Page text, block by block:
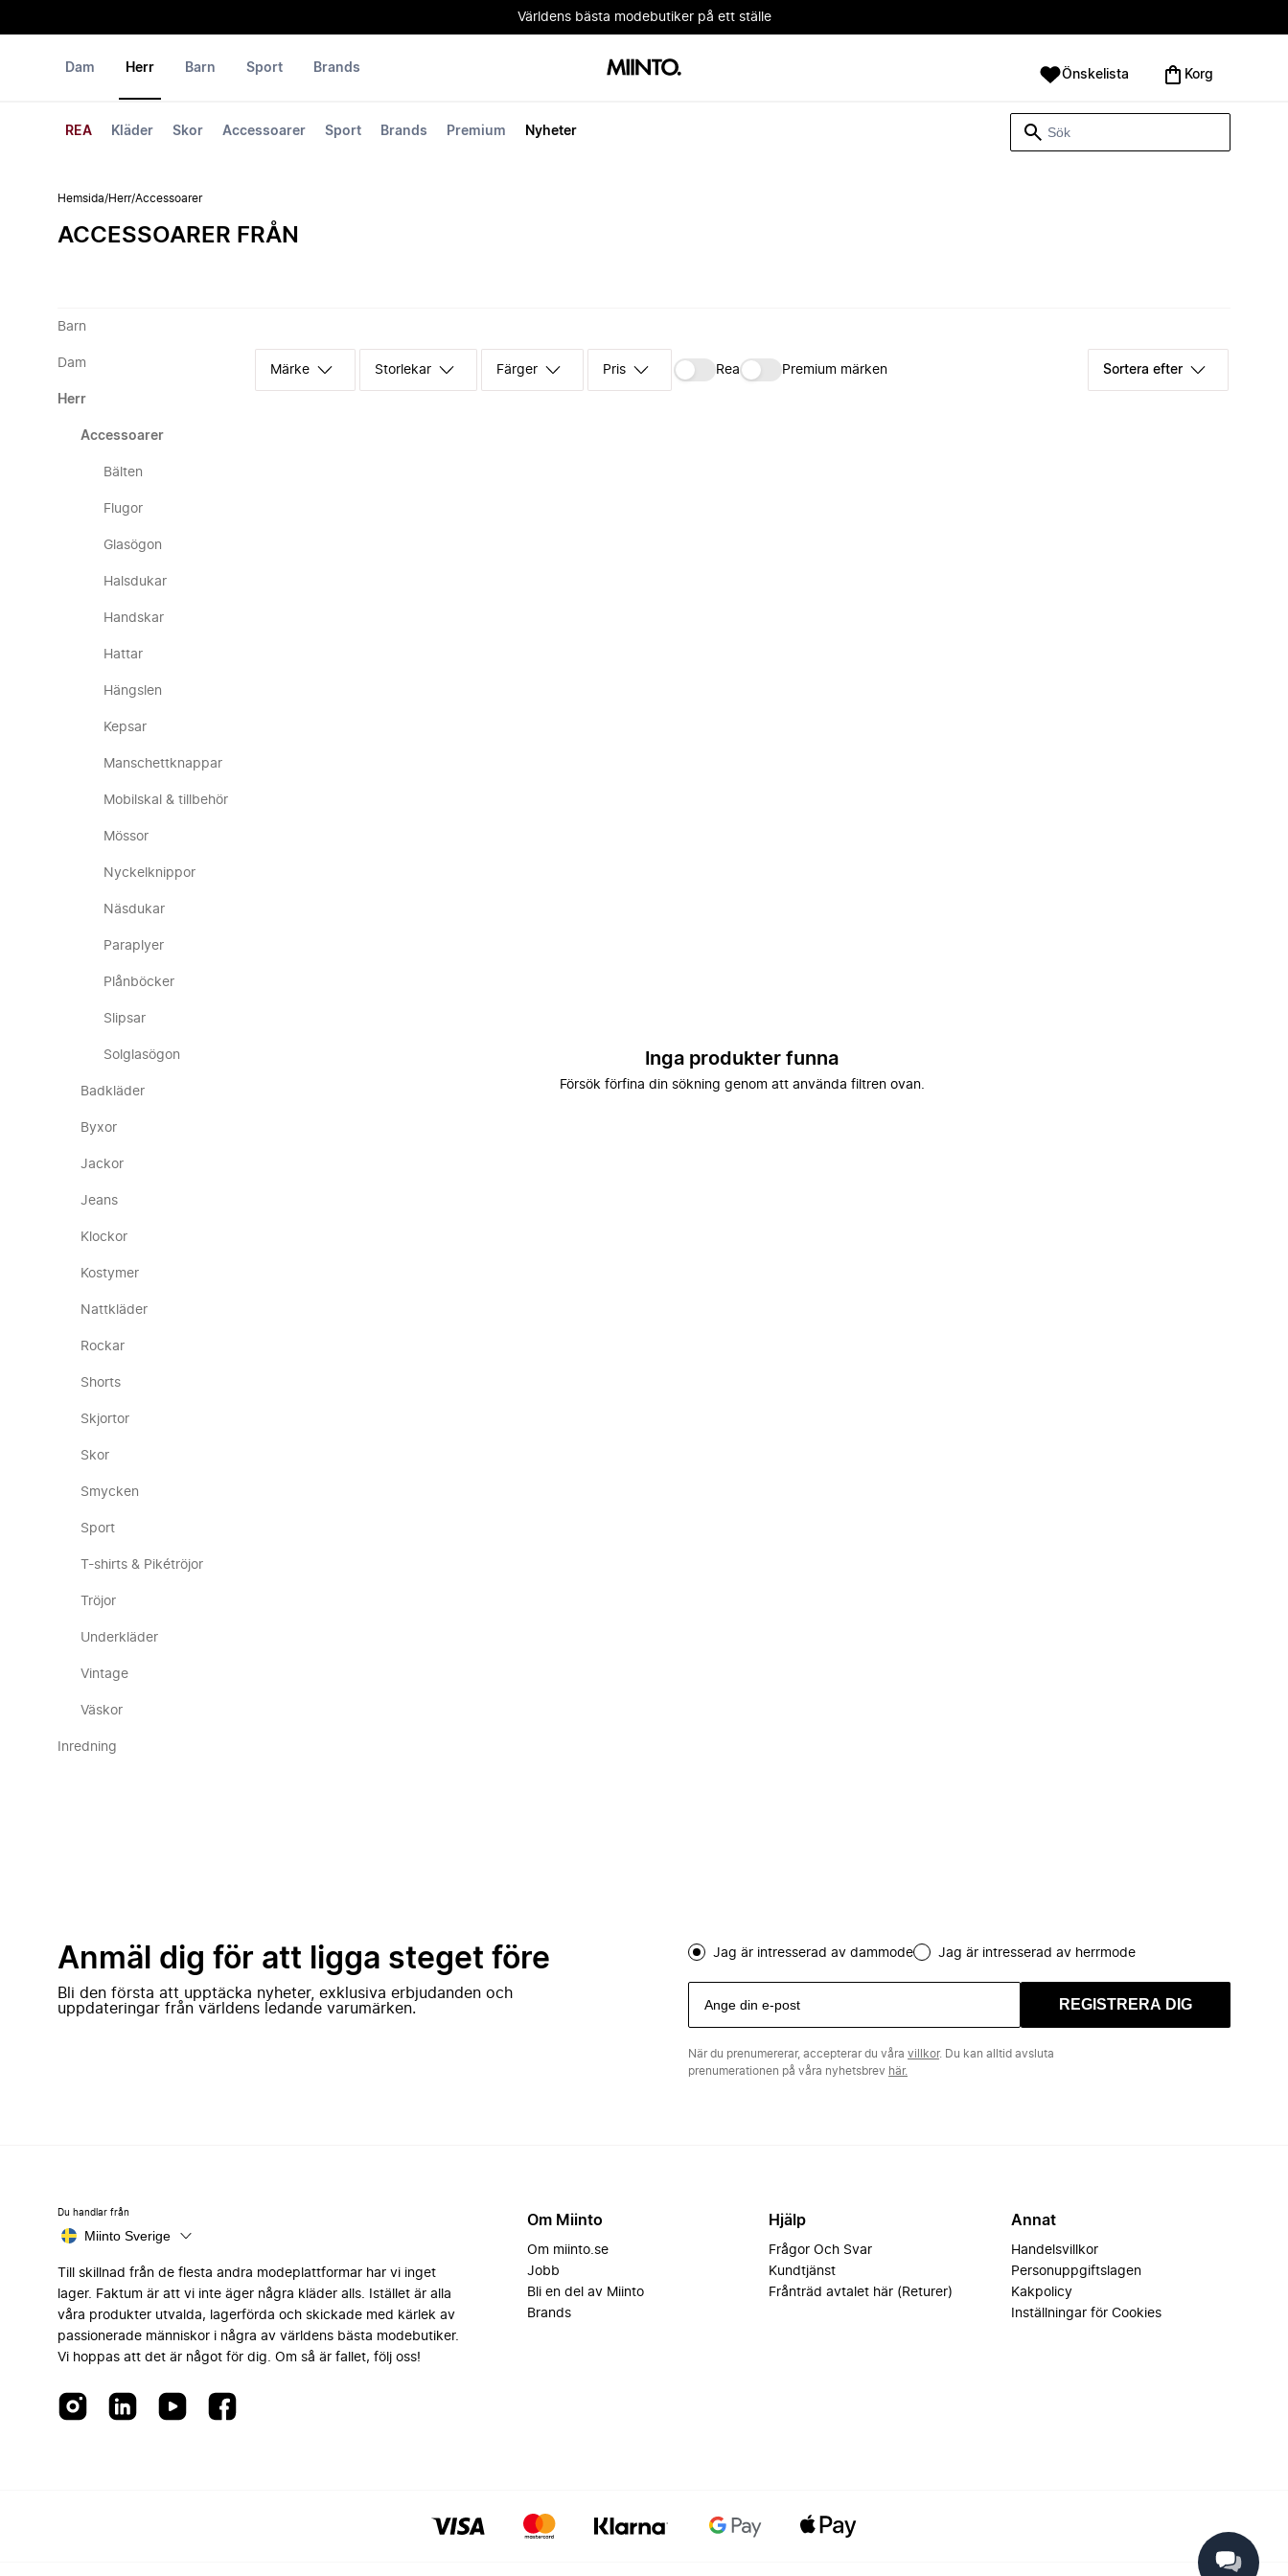
Världens bästa modebutiker på ett ställe
Dam Herr
REA Kläder Skor Accessoarer Sport Brands Premium Nyheter
Barn Sport Brands Önskelista Korg
Hemsida/Herr/Accessoarer
ACCESSOARER FRÅN
Barn
Dam
Herr
Accessoarer
Bälten
Flugor
Glasögon
Halsdukar
Handskar
Hattar
Hängslen
Kepsar
Manschettknappar
Mobilskal & tillbehör
Mössor
Nyckelknippor
Näsdukar
Paraplyer
Plånböcker
Slipsar
Solglasögon
Badkläder
Byxor
Jackor
Jeans
Klockor
Kostymer
Nattkläder
Rockar
Shorts
Skjortor
Skor
Smycken
Sport
T-shirts & Pikétröjor
Tröjor
Underkläder
Vintage
Väskor
Inredning
Märke Storlekar Färger Pris Rea Premium märken Sortera efter
Inga produkter funna
Försök förfina din sökning genom att använda filtren ovan.
Anmäl dig för att ligga steget före
Bli den första att upptäcka nyheter, exklusiva erbjudanden och
uppdateringar från världens ledande varumärken.
Jag är intresserad av dammode Jag är intresserad av herrmode
REGISTRERA DIG
När du prenumererar, accepterar du våra villkor. Du kan alltid avsluta
prenumerationen på våra nyhetsbrev här.
Du handlar från
Miinto Sverige
Till skillnad från de flesta andra modeplattformar har vi inget
lager. Faktum är att vi inte äger några kläder alls. Istället är alla
våra produkter utvalda, lagerförda och skickade med kärlek av
passionerade människor i några av världens bästa modebutiker.
Vi hoppas att det är något för dig. Om så är fallet, följ oss!
Om Miinto
Om miinto.se
Jobb
Bli en del av Miinto
Brands
Hjälp
Frågor Och Svar
Kundtjänst
Frånträd avtalet här (Returer)
Annat
Handelsvillkor
Personuppgiftslagen
Kakpolicy
Inställningar för Cookies